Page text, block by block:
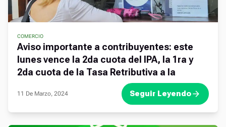
COMERCIO
Aviso importante a contribuyentes: este
lunes vence la 2da cuota del IPA, la 1ra y
2da cuota de la Tasa Retributiva a la
11 De Marzo, 2024 Seguir Leyendo